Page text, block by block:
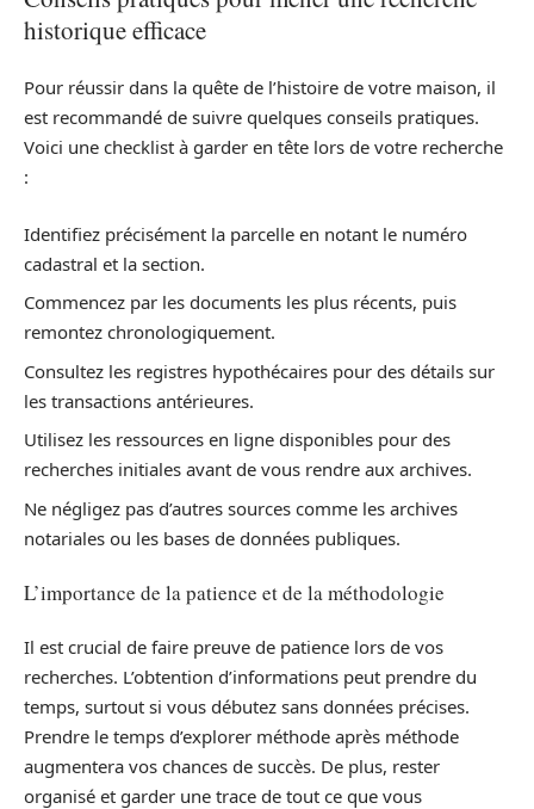
historique efficace
Pour réussir dans la quête de l’histoire de votre maison, il
est recommandé de suivre quelques conseils pratiques.
Voici une checklist à garder en tête lors de votre recherche
:
Identifiez précisément la parcelle en notant le numéro
cadastral et la section.
Commencez par les documents les plus récents, puis
remontez chronologiquement.
Consultez les registres hypothécaires pour des détails sur
les transactions antérieures.
Utilisez les ressources en ligne disponibles pour des
recherches initiales avant de vous rendre aux archives.
Ne négligez pas d’autres sources comme les archives
notariales ou les bases de données publiques.
L’importance de la patience et de la méthodologie
Il est crucial de faire preuve de patience lors de vos
recherches. L’obtention d’informations peut prendre du
temps, surtout si vous débutez sans données précises.
Prendre le temps d’explorer méthode après méthode
augmentera vos chances de succès. De plus, rester
organisé et garder une trace de tout ce que vous